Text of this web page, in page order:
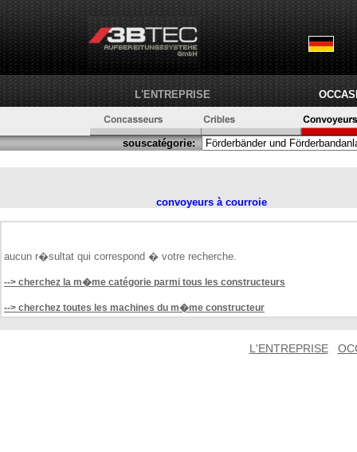
L'ENTREPRISE
souscatégorie:
convoyeurs à courroie
aucun r�sultat qui correspond � votre recherche.
--> cherchez la m�me catégorie parmi tous les constructeurs
--> cherchez toutes les machines du m�me constructeur
L'ENTREPRISE